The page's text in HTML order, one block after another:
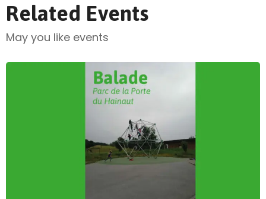
Related Events
May you like events